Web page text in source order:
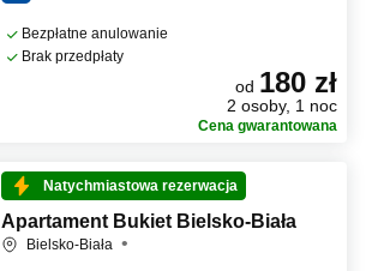
Bezpłatne anulowanie
Brak przedpłaty
od 180 zł
2 osoby, 1 noc
Cena gwarantowana
Natychmiastowa rezerwacja
Apartament Bukiet Bielsko-Biała
Bielsko-Biała